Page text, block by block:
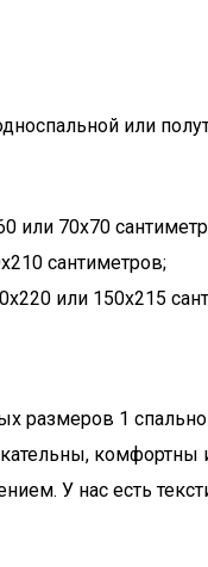
или
или 70х70
сантиметров;
или 150х215
размеров 1
У нас есть